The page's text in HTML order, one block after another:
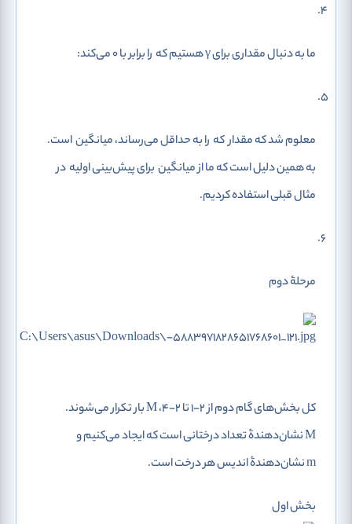
ما به دنبال مقداری برایγهستیم که را برابر با 0 می‌کند:
معلوم شد که مقدارکه را به حداقل می‌رساند، میانگیناست.
به همین دلیل است که ما از میانگین برای پیش‌بینی اولیه‌ در
مثال قبلی استفاده کردیم.
مرحلۀ دوم
کل بخش‌های گام دوم از 2-1 تا 2-4، Mبار تکرار می‌شوند.
Mنشان‌دهندۀ تعداد درختانی است که ایجاد می‌کنیم و
mنشان‌دهندۀ اندیس هر درخت است.
بخش اول